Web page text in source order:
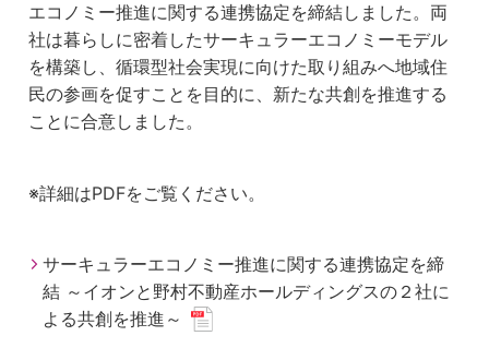
エコノミー推進に関する連携協定を締結しました。両
社は暮らしに密着したサーキュラーエコノミーモデル
を構築し、循環型社会実現に向けた取り組みへ地域住
民の参画を促すことを目的に、新たな共創を推進する
ことに合意しました。
※詳細はPDFをご覧ください。
サーキュラーエコノミー推進に関する連携協定を締
結 ～イオンと野村不動産ホールディングスの２社に
よる共創を推進～